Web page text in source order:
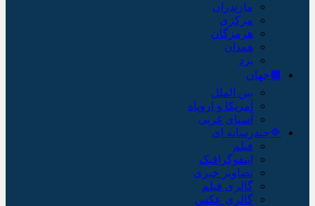
مازندران
مرکزی
هرمزگان
همدان
یزد
🟫جهان
بین الملل
آمریکا و اروپاه
آسیای غربی
🔷چندرسانه ای
فیلم
اینفوگرافیک
تصاویر خبری
گالری فیلم
گالری عکس